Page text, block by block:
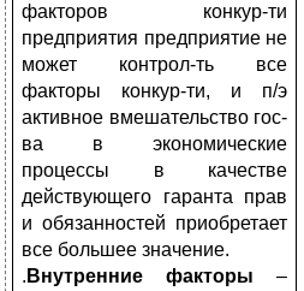
факторов конкур-ти
предприятия предприятие не
может контрол-ть все
факторы конкур-ти, и п/э
активное вмешательство гос-
ва в экономические
процессы в качестве
действующего гаранта прав
и обязанностей приобретает
все большее значение.
. Внутренние факторы
–